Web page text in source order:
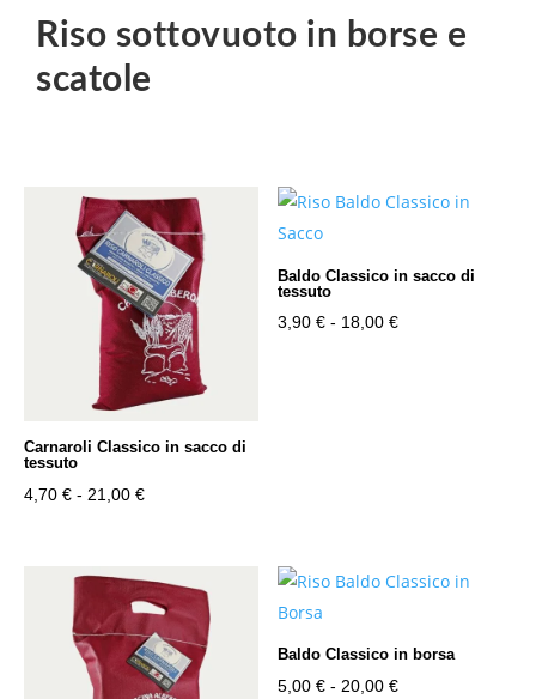
Riso sottovuoto in borse e
scatole
Carnaroli Classico in sacco di
tessuto
4,70 € - 21,00 €Fascia
da
4,70 €
a
21,00 €
Baldo Classico in sacco di
tessuto
3,90€ - 18,00€Fascia
Baldo Classico in borsa
5,00€ - 20,00€Fascia